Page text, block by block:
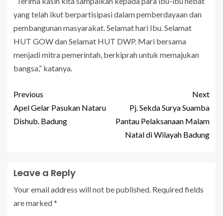
yang telah ikut berpartisipasi dalam pemberdayaan dan
pembangunan masyarakat. Selamat hari Ibu. Selamat
HUT GOW dan Selamat HUT DWP. Mari bersama
menjadi mitra pemerintah, berkiprah untuk memajukan
bangsa,” katanya.
Previous
Apel Gelar Pasukan Nataru
Dishub. Badung
Next
Pj. Sekda Surya Suamba
Pantau Pelaksanaan Malam
Natal di Wilayah Badung
Leave a Reply
Your email address will not be published. Required fields
are marked*